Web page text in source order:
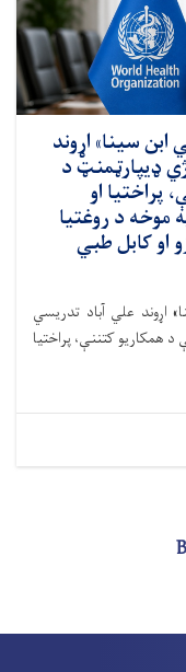
سینا» اړوند
ډيپارټمنټ د
پراختیا او
موخه د روغتیا
او کابل طبي
اړوند علي آباد تدریسي
همکاریو کتننې، پراختیا